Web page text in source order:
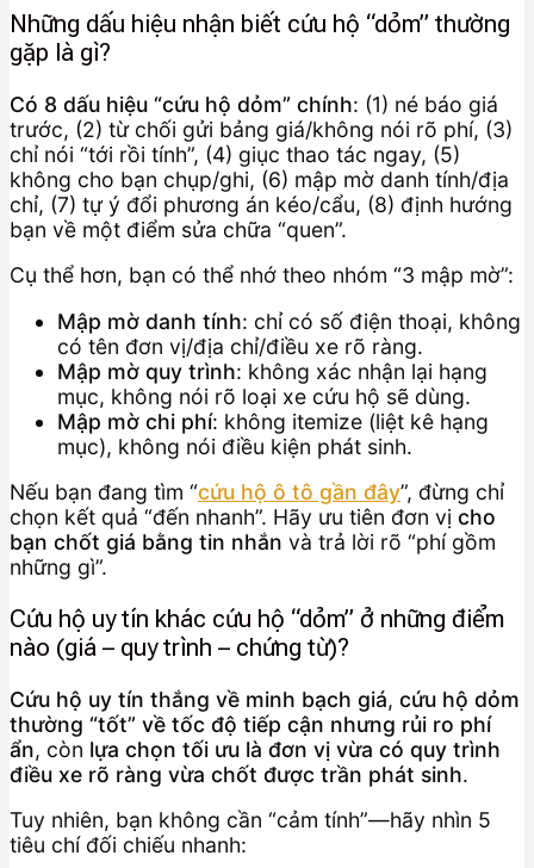
Những dấu hiệu nhận biết cứu hộ “dỏm” thường
gặp là gì?
Có 8 dấu hiệu “cứu hộ dỏm” chính: (1) né báo giá
trước, (2) từ chối gửi bảng giá/không nói rõ phí, (3)
chỉ nói “tới rồi tính”, (4) giục thao tác ngay, (5)
không cho bạn chụp/ghi, (6) mập mờ danh tính/địa
chỉ, (7) tự ý đổi phương án kéo/cẩu, (8) định hướng
bạn về một điểm sửa chữa “quen”.
Cụ thể hơn, bạn có thể nhớ theo nhóm “3 mập mờ”:
Mập mờ danh tính: chỉ có số điện thoại, không
có tên đơn vị/địa chỉ/điều xe rõ ràng.
Mập mờ quy trình: không xác nhận lại hạng
mục, không nói rõ loại xe cứu hộ sẽ dùng.
Mập mờ chi phí: không itemize (liệt kê hạng
mục), không nói điều kiện phát sinh.
Nếu bạn đang tìm “cứu hộ ô tô gần đây”, đừng chỉ
chọn kết quả “đến nhanh”. Hãy ưu tiên đơn vị cho
bạn chốt giá bằng tin nhắn và trả lời rõ “phí gồm
những gì”.
Cứu hộ uy tín khác cứu hộ “dỏm” ở những điểm
nào (giá – quy trình – chứng từ)?
Cứu hộ uy tín thắng về minh bạch giá, cứu hộ dỏm
thường “tốt” về tốc độ tiếp cận nhưng rủi ro phí
ẩn, còn lựa chọn tối ưu là đơn vị vừa có quy trình
điều xe rõ ràng vừa chốt được trần phát sinh.
Tuy nhiên, bạn không cần “cảm tính”—hãy nhìn 5
tiêu chí đối chiếu nhanh: